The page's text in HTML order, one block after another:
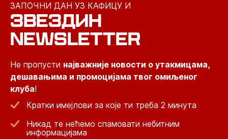
ЗАПОЧНИ ДАН УЗ КАФИЦУ И
ЗВЕЗДИН
NEWSLETTER
Не пропусти најважније новости о утакмицама,
дешавањима и промоцијама твог омиљеног
клуба!
Кратки имејлови за које ти треба 2 минута
Никад те нећемо спамовати небитним
информацијама